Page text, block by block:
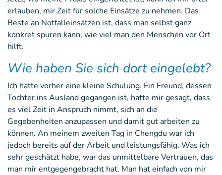
erlauben, mir Zeit für solche Einsätze zu nehmen. Das
Beste an Notfalleinsätzen ist, dass man selbst ganz
konkret spüren kann, wie viel man den Menschen vor Ort
hilft.
Wie haben Sie sich dort eingelebt?
Ich hatte vorher eine kleine Schulung. Ein Freund, dessen
Tochter ins Ausland gegangen ist, hatte mir gesagt, dass
es viel Zeit in Anspruch nimmt, sich an die
Gegebenheiten anzupassen und damit gut arbeiten zu
können. An meinem zweiten Tag in Chengdu war ich
jedoch bereits auf der Arbeit und leistungsfähig. Was ich
sehr geschätzt habe, war das unmittelbare Vertrauen, das
man mir entgegengebracht hat. Man hat einfach von mir